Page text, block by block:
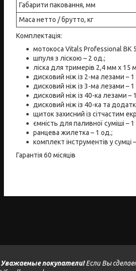
Габарити паковання, мм
Маса нетто / брутто, кг
Комплектація:
мотокоса Vitals Professional BK
шпуля з ліскою – 2 од.;
ліска для тримерів 2,4 мм х 15
дисковий ніж із 2-ма лезами – 1
дисковий ніж із 3-ма лезами – 1
дисковий ніж із 40-ка лезами –
дисковий ніж із 40-ка та
щиток захисний із сітчастим
ємність для паливної суміші –
ранцева жилетка – 1 од.;
комплект інструментів у сумці
Гарантія 60 місяців
Уважаемые покупатели!Если Вы